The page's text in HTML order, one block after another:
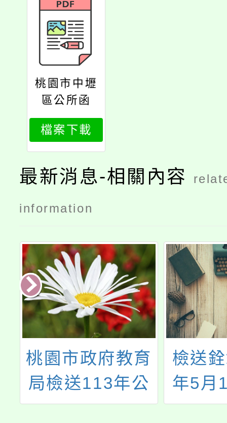
桃園市中壢
區公所函
檔案下載
最新消息-相關內容
information
桃園市政府教育
局檢送113年公
立國民中小學暨
檢送
年5月